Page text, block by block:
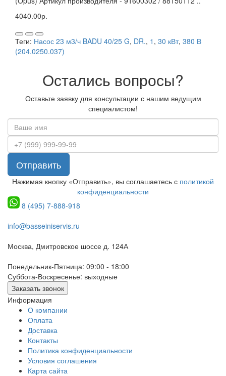
4040.00р.
Теги: Насос 23 м3/ч BADU 40/25 G, DR., 1 , 30 кВт, 380 В
(204.0250.037)
Остались вопросы?
Оставьте заявку для консультации с нашим ведущим
специалистом!
Отправить
Нажимая кнопку «Отправить», вы соглашаетесь с политикой
конфиденциальности
8 (495) 7-888-918
info@basseiniservis.ru
Москва, Дмитровское шоссе д. 124А
Понедельник-Пятница: 09:00 - 18:00
Суббота-Воскресенье: выходные
Заказать звонок
Информация
О компании
Оплата
Доставка
Контакты
Политика конфиденциальности
Условия соглашения
Карта сайта